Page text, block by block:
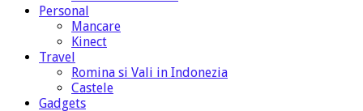
Personal
Mancare
Kinect
Travel
Romina si Vali in Indonezia
Castele
Gadgets